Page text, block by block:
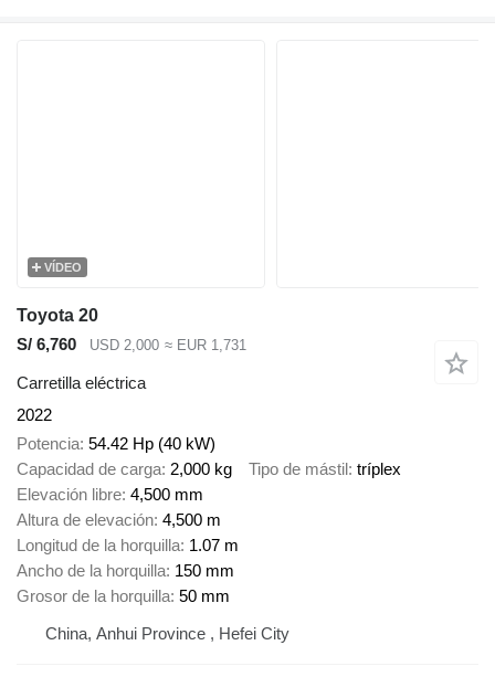
VÍDEO
Toyota 20
S/ 6,760
USD 2,000 ≈ EUR 1,731
Carretilla eléctrica
2022
Potencia 54.42 Hp (40 kW)
Capacidad de carga 2,000 kg Tipo de mástil tríplex
Elevación libre 4,500 mm
Altura de elevación 4,500 m
Longitud de la horquilla 1.07 m
Ancho de la horquilla 150 mm
Grosor de la horquilla 50 mm
China, Anhui Province , Hefei City